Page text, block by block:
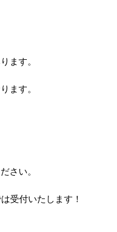
ます。
ます。
さい。
受付いたします！